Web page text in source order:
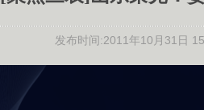
发布时间:2011年10月31日